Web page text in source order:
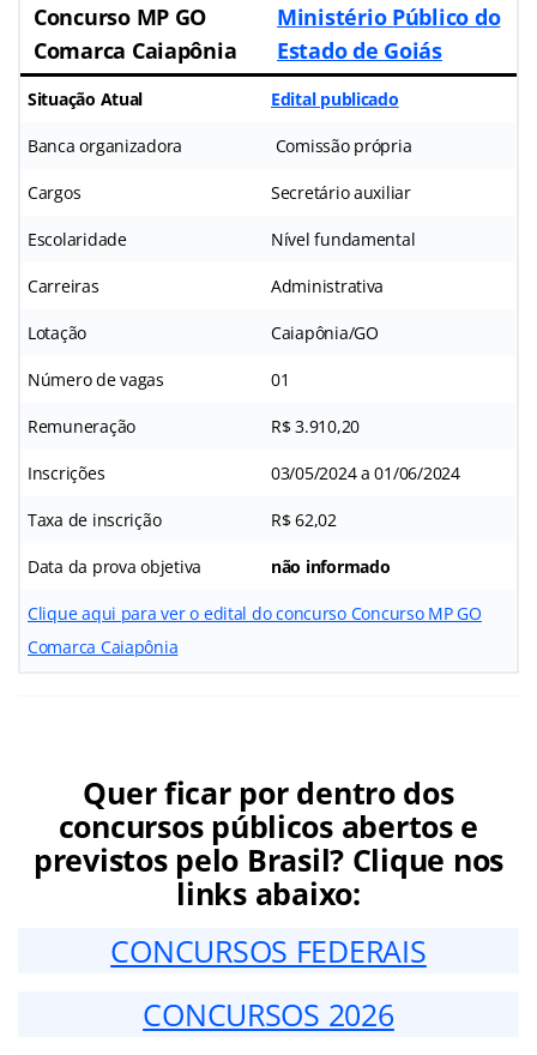
Concurso MP GO
Comarca Caiapônia
Ministério Público do
Estado de Goiás
Situação Atual Edital publicado
Banca organizadora Comissão própria
Cargos Secretário auxiliar
Escolaridade Nível fundamental
Carreiras Administrativa
Lotação Caiapônia/GO
Número de vagas 01
Remuneração R$ 3.910,20
Inscrições 03/05/2024 a 01/06/2024
Taxa de inscrição R$ 62,02
Data da prova objetiva não informado
Clique aqui para ver o edital do concurso Concurso MP GO
Comarca Caiapônia
Quer ficar por dentro dos
concursos públicos abertos e
previstos pelo Brasil? Clique nos
links abaixo:
CONCURSOS FEDERAIS
CONCURSOS 2026